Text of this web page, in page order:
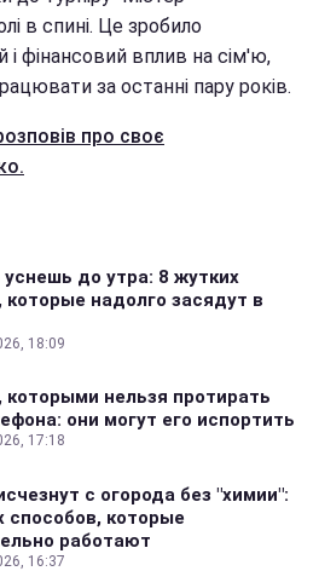
в спині. Це зробило
і фінансовий вплив на сім'ю,
за останні пару років.
про своє
до утра: 8 жутких
которые надолго засядут в
18:09
нельзя протирать
они могут его испортить
17:18
с огорода без "химии":
способов, которые
работают
16:37